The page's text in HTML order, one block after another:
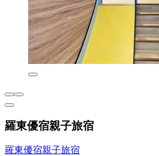
羅東優宿親子旅宿
羅東優宿親子旅宿